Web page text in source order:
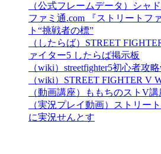
（公式フレームデータ）シャ
ファミ通.com 『ストリートフ
ト“挑戦者の標”
（したらば）STREET
ァイター5 したらば掲示板
（wiki）streetfighter5初心者攻
（wiki）STREET FIGHTER V
（動画講座）ももちのストV講
（実況プレイ動画）ストリー
に実況せんとす